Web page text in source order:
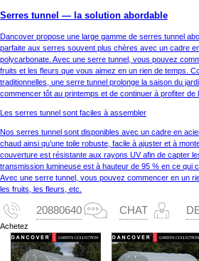
Serres tunnel — la solution abordable
Dancover propose une large gamme de serres tunnel
parfaite aux serres souvent plus chères avec un cadre
polycarbonate. Avec une serre tunnel, vous pouvez
fruits et les fleurs que vous aimez en un rien de temps.
traditionnelles, une serre tunnel prolonge la saison du
commencer tôt au printemps et de continuer à profiter de
Les serres tunnel sont faciles à assembler
Nos serres tunnel sont disponibles avec un cadre en
chaud ainsi qu’une toile robuste, facile à ajuster et à
couverture est résistante aux rayons UV afin de capter
transmission lumineuse est à hauteur de 95 % en ce qui
Avec une serre tunnel, vous pouvez commencer en un
les fruits, les fleurs, etc.
20880640 CHAT
Achetez